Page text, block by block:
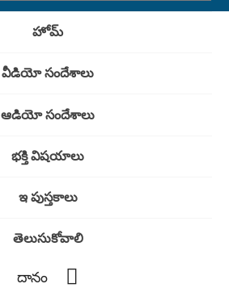
హోమ్
వీడియో సందేశాలు
ఆడియో సందేశాలు
భక్తి విషయాలు
ఇ పుస్తకాలు
తెలుసుకోవాలి
దానం